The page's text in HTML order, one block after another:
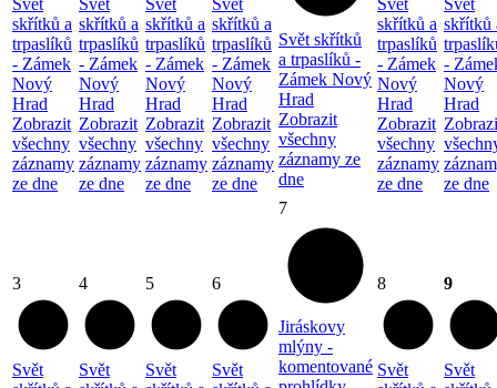
Svět
skřítků a
trpaslíků
- Zámek
Nový
Hrad
Zobrazit
všechny
záznamy
ze dne
Svět
skřítků a
trpaslíků
- Zámek
Nový
Hrad
Zobrazit
všechny
záznamy
ze dne
Svět
skřítků a
trpaslíků
- Zámek
Nový
Hrad
Zobrazit
všechny
záznamy
ze dne
Svět
skřítků a
trpaslíků
- Zámek
Nový
Hrad
Zobrazit
všechny
záznamy
ze dne
Svět skřítků
a trpaslíků -
Zámek Nový
Hrad
Zobrazit
všechny
záznamy ze
dne
Svět
skřítků a
trpaslíků
- Zámek
Nový
Hrad
Zobrazit
všechny
záznamy
ze dne
Svět
skřítků
-
Nový
Hrad
ze dne
3
Svět
4
Svět
5
Svět
6
Svět
7
Jiráskovy
mlýny -
komentované
8
Svět
9
Svět